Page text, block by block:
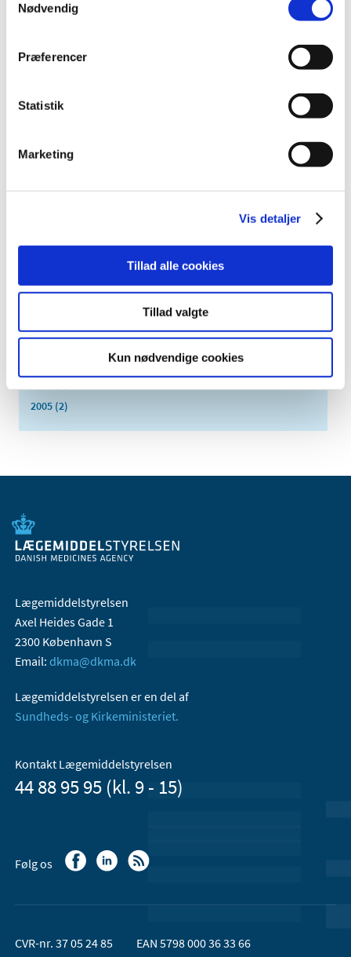
Nødvendig
Præferencer
Statistik
Marketing
Vis detaljer
Tillad alle cookies
Tillad valgte
Kun nødvendige cookies
april (24)
februar (12)
2019 (159)
2016 (167)
2010 (7)
2008 (8)
2005 (2)
Lægemiddelstyrelsen
Axel Heides Gade 1
2300 København S
Email: dkma@dkma.dk
Lægemiddelstyrelsen er en del af
Sundheds- og Kirkeministeriet.
Kontakt Lægemiddelstyrelsen
44 88 95 95 (kl. 9 - 15)
Følg os
CVR-nr. 37 05 24 85 EAN 5798 000 36 33 66